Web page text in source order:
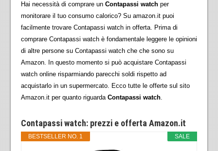
Hai necessità di comprare un Contapassi watchper
monitorare il tuo consumo calorico? Su amazon.it puoi
facilmente trovare Contapassi watch in offerta. Prima di
comprare Contapassi watch è fondamentale leggere le opinioni
di altre persone su Contapassi watch che che sono su
Amazon. In questo momento si può acquistare Contapassi
watch online risparmiando parecchi soldi rispetto ad
acquistarlo in un supermercato. Ecco tutte le offerte sul sito
Amazon.it per quanto riguarda Contapassi watch.
Contapassi watch: prezzi e offerta Amazon.it
SALE
BESTSELLER NO. 1